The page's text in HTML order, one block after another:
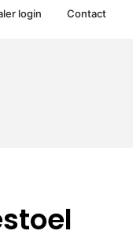
login Contact